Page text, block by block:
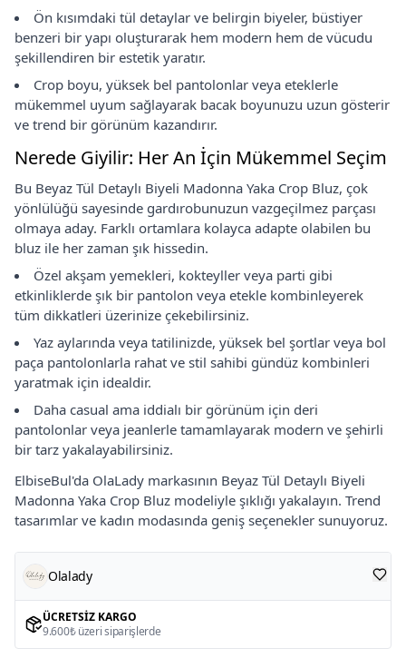
Ön kısımdaki tül detaylar ve belirgin biyeler, büstiyer
benzeri bir yapı oluşturarak hem modern hem de vücudu
şekillendiren bir estetik yaratır.
Crop boyu, yüksek bel pantolonlar veya eteklerle
mükemmel uyum sağlayarak bacak boyunuzu uzun gösterir
ve trend bir görünüm kazandırır.
Nerede Giyilir: Her An İçin Mükemmel Seçim
Bu Beyaz Tül Detaylı Biyeli Madonna Yaka Crop Bluz, çok
yönlülüğü sayesinde gardırobunuzun vazgeçilmez parçası
olmaya aday. Farklı ortamlara kolayca adapte olabilen bu
bluz ile her zaman şık hissedin.
Özel akşam yemekleri, kokteyller veya parti gibi
etkinliklerde şık bir pantolon veya etekle kombinleyerek
tüm dikkatleri üzerinize çekebilirsiniz.
Yaz aylarında veya tatilinizde, yüksek bel şortlar veya bol
paça pantolonlarla rahat ve stil sahibi gündüz kombinleri
yaratmak için idealdir.
Daha casual ama iddialı bir görünüm için deri
pantolonlar veya jeanlerle tamamlayarak modern ve şehirli
bir tarz yakalayabilirsiniz.
ElbiseBul'da OlaLady markasının Beyaz Tül Detaylı Biyeli
Madonna Yaka Crop Bluz modeliyle şıklığı yakalayın. Trend
tasarımlar ve kadın modasında geniş seçenekler sunuyoruz.
Olalady
ÜCRETSIZ KARGO
9.600₺ üzeri siparişlerde